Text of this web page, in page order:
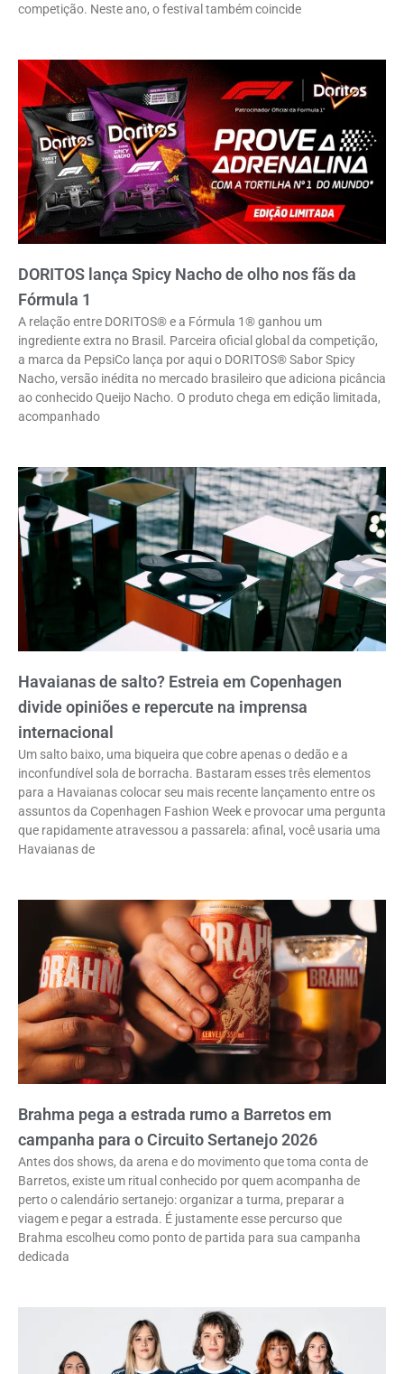
competição. Neste ano, o festival também coincide
DORITOS lança Spicy Nacho de olho nos fãs da
Fórmula 1
A relação entre DORITOS® e a Fórmula 1® ganhou um
ingrediente extra no Brasil. Parceira oficial global da competição,
a marca da PepsiCo lança por aqui o DORITOS® Sabor Spicy
Nacho, versão inédita no mercado brasileiro que adiciona picância
ao conhecido Queijo Nacho. O produto chega em edição limitada,
acompanhado
Havaianas de salto? Estreia em Copenhagen
divide opiniões e repercute na imprensa
internacional
Um salto baixo, uma biqueira que cobre apenas o dedão e a
inconfundível sola de borracha. Bastaram esses três elementos
para a Havaianas colocar seu mais recente lançamento entre os
assuntos da Copenhagen Fashion Week e provocar uma pergunta
que rapidamente atravessou a passarela: afinal, você usaria uma
Havaianas de
Brahma pega a estrada rumo a Barretos em
campanha para o Circuito Sertanejo 2026
Antes dos shows, da arena e do movimento que toma conta de
Barretos, existe um ritual conhecido por quem acompanha de
perto o calendário sertanejo: organizar a turma, preparar a
viagem e pegar a estrada. É justamente esse percurso que
Brahma escolheu como ponto de partida para sua campanha
dedicada